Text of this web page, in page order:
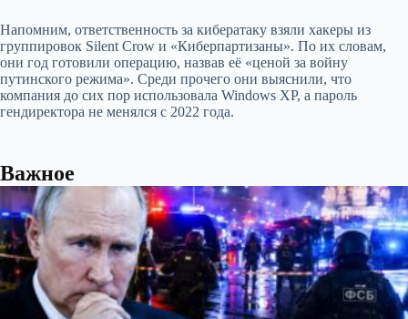
Напомним, ответственность за кибератаку взяли хакеры из
группировок Silent Crow и «Киберпартизаны». По их словам,
они год готовили операцию, назвав её «ценой за войну
путинского режима». Среди прочего они выяснили, что
компания до сих пор использовала Windows XP, а пароль
гендиректора не менялся с 2022 года.
Важное